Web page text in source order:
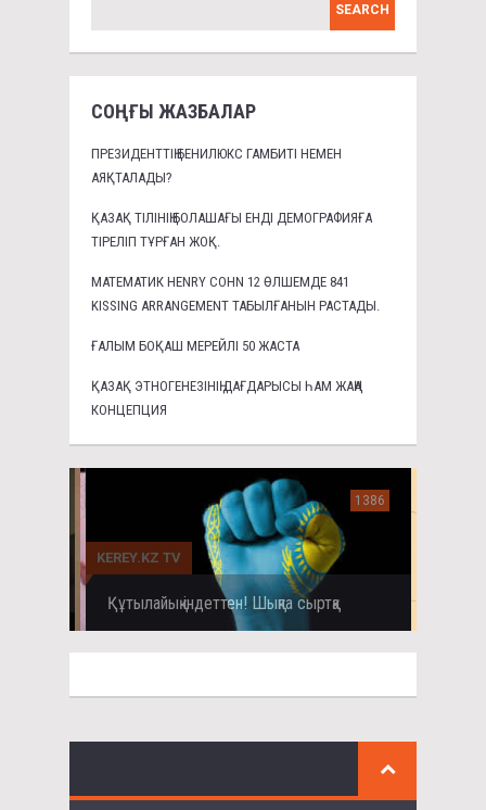
СОҢҒЫ ЖАЗБАЛАР
ПРЕЗИДЕНТТІҢ БЕНИЛЮКС ГАМБИТІ НЕМЕН
АЯҚТАЛАДЫ?
ҚАЗАҚ ТІЛІНІҢ БОЛАШАҒЫ ЕНДІ ДЕМОГРАФИЯҒА
ТІРЕЛІП ТҰРҒАН ЖОҚ.
МАТЕМАТИК HENRY COHN 12 ӨЛШЕМДЕ 841
KISSING ARRANGEMENT ТАБЫЛҒАНЫН РАСТАДЫ.
ҒАЛЫМ БОҚАШ МЕРЕЙЛІ 50 ЖАСТА
ҚАЗАҚ ЭТНОГЕНЕЗІНІҢ ДАҒДАРЫСЫ ҺАМ ЖАҢА
КОНЦЕПЦИЯ
1386
KEREY.KZ TV
Құтылайық індеттен! Шықпа сыртқа